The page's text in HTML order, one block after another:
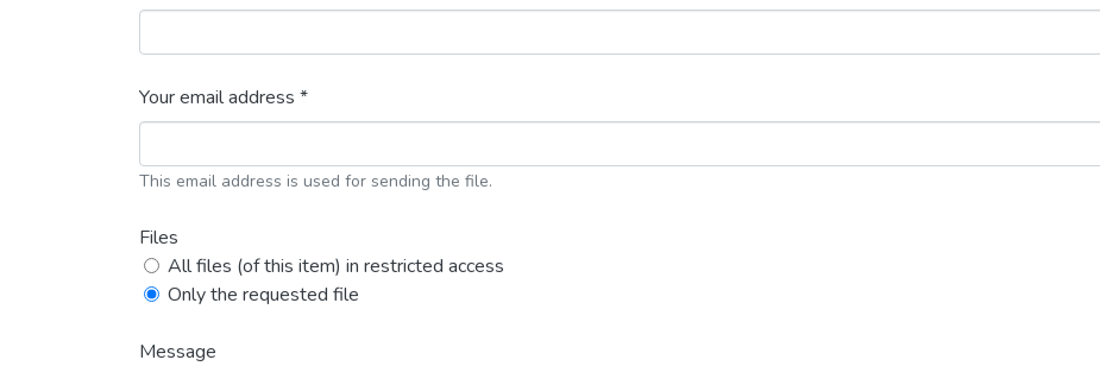
Your email address *
This email address is used for sending the file.
Files
All files (of this item) in restricted access
Only the requested file
Message